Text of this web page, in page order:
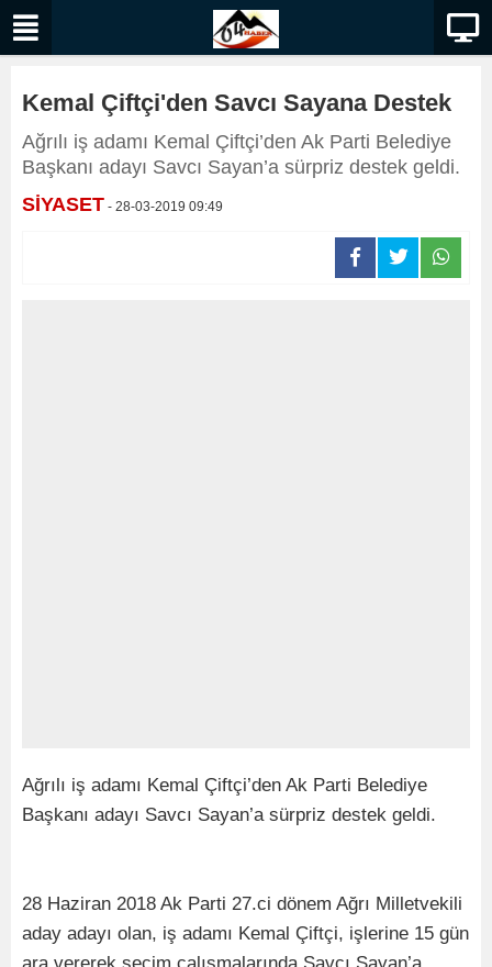
Kemal Çiftçi'den Savcı Sayana Destek
Ağrılı iş adamı Kemal Çiftçi’den Ak Parti Belediye
Başkanı adayı Savcı Sayan’a sürpriz destek geldi.
SİYASET - 28-03-2019 09:49
Ağrılı iş adamı Kemal Çiftçi’den Ak Parti Belediye
Başkanı adayı Savcı Sayan’a sürpriz destek geldi.
28 Haziran 2018 Ak Parti 27.ci dönem Ağrı Milletvekili
aday adayı olan, iş adamı Kemal Çiftçi, işlerine 15 gün